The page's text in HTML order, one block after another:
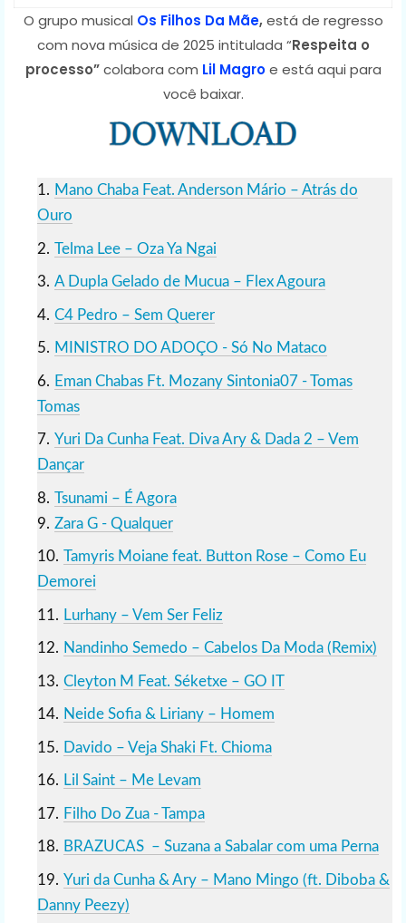
O grupo musical Os Filhos Da Mãe,está de regresso
com nova música de 2025 intitulada “Respeita o
processo”colabora com Lil Magro e está aqui para
você baixar.
Mano Chaba Feat. Anderson Mário – Atrás do
Ouro
Telma Lee – Oza Ya Ngai
A Dupla Gelado de Mucua – Flex Agoura
C4 Pedro – Sem Querer
MINISTRO DO ADOÇO - Só No Mataco
Eman Chabas Ft. Mozany Sintonia07 - Tomas
Tomas
Yuri Da Cunha Feat. Diva Ary & Dada 2 – Vem
Dançar
Tsunami – É Agora
Zara G - Qualquer
Tamyris Moiane feat. Button Rose – Como Eu
Demorei
Lurhany – Vem Ser Feliz
Nandinho Semedo – Cabelos Da Moda (Remix)
Cleyton M Feat. Séketxe – GO IT
Neide Sofia & Liriany – Homem
Davido – Veja Shaki Ft. Chioma
Lil Saint – Me Levam
Filho Do Zua - Tampa
BRAZUCAS – Suzana a Sabalar com uma Perna
Yuri da Cunha & Ary – Mano Mingo (ft. Diboba &
Danny Peezy)